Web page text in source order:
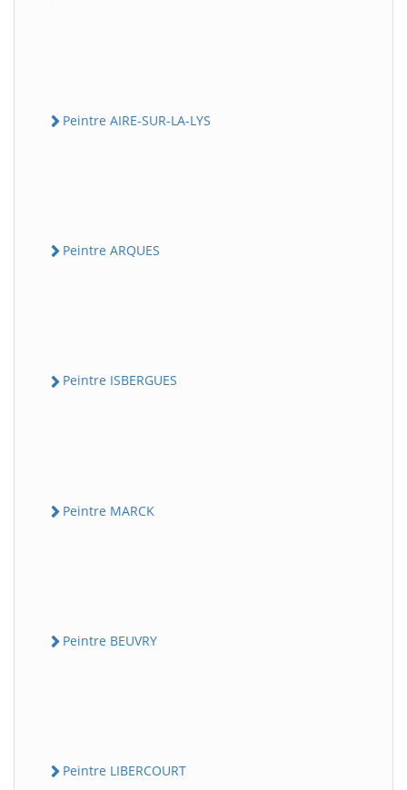
Peintre AIRE-SUR-LA-LYS
Peintre ARQUES
Peintre ISBERGUES
Peintre MARCK
Peintre BEUVRY
Peintre LIBERCOURT